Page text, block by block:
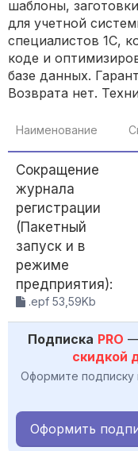
шаблоны,
для учетной
специалистов 1С,
коде и
базе данных.
Возврата нет.
Наименование
Сокращение
журнала
регистрации
(Пакетный
запуск и в
режиме
предприятия):
.epf 53,59Kb
Подписка PRO
скидкой
Оформите подписку
Оформить